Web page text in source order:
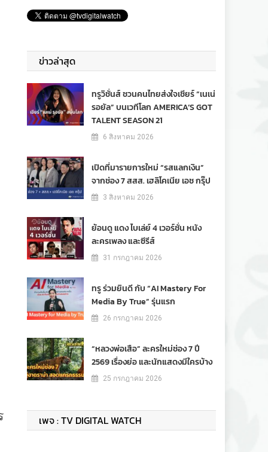
ข่าวล่าสุด
ทรูวิชั่นส์ ชวนคนไทยส่งใจเชียร์ “เนเน่
รอยัล” บนเวทีโลก AMERICA’S GOT
TALENT SEASON 21
6 สิงหาคม 2026
เปิดที่มารายการใหม่ “รสแลกเงิน”
จากช่อง 7 สสส. เฮลิโคเนีย เอช กรุ๊ป
3 สิงหาคม 2026
ย้อนดู แดง ไบเล่ย์ 4 เวอร์ชั่น หนัง
ละครเพลง และซีรีส์
31 กรกฎาคม 2026
ทรู ร่วมยินดี กับ “AI Mastery For
Media By True” รุ่นแรก
26 กรกฎาคม 2026
“หลวงพ่อเสือ” ละครใหม่ช่อง 7 ปี
2569 เรื่องย่อ และนักแสดงมีใครบ้าง
25 กรกฎาคม 2026
เพจ : TV DIGITAL WATCH